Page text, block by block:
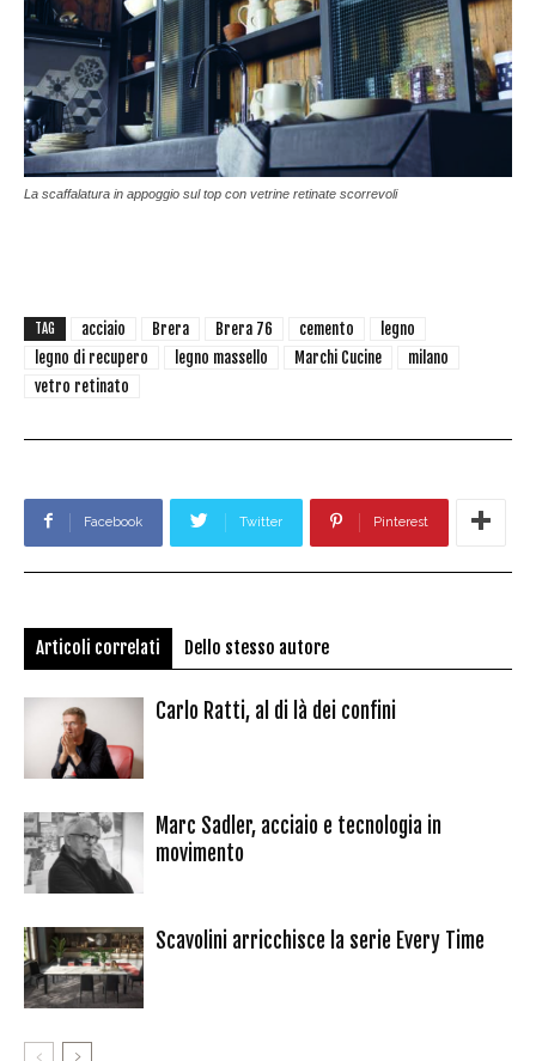
La scaffalatura in appoggio sul top con vetrine retinate scorrevoli
TAG acciaio Brera Brera 76 cemento
legno
legno di recupero
legno massello Marchi Cucine
milano
vetro retinato
Facebook Twitter Pinterest
Articoli correlati Dello stesso autore
Carlo Ratti, al di là dei confini
Marc Sadler, acciaio e tecnologia in
movimento
Scavolini arricchisce la serie Every Time